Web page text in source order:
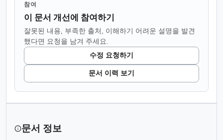
참여
이 문서 개선에 참여하기
잘못된 내용, 부족한 출처, 이해하기 어려운 설명을 발견
했다면 요청을 남겨 주세요.
수정 요청하기
문서 이력 보기
문서 정보